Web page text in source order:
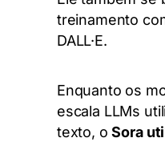
treinamento
DALL·E.
Enquanto os
escala LLMs
texto, oSora